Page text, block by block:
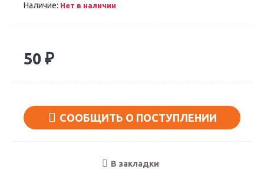
Наличие: Нет в наличии
50 ₽
СООБЩИТЬ О ПОСТУПЛЕНИИ
В закладки